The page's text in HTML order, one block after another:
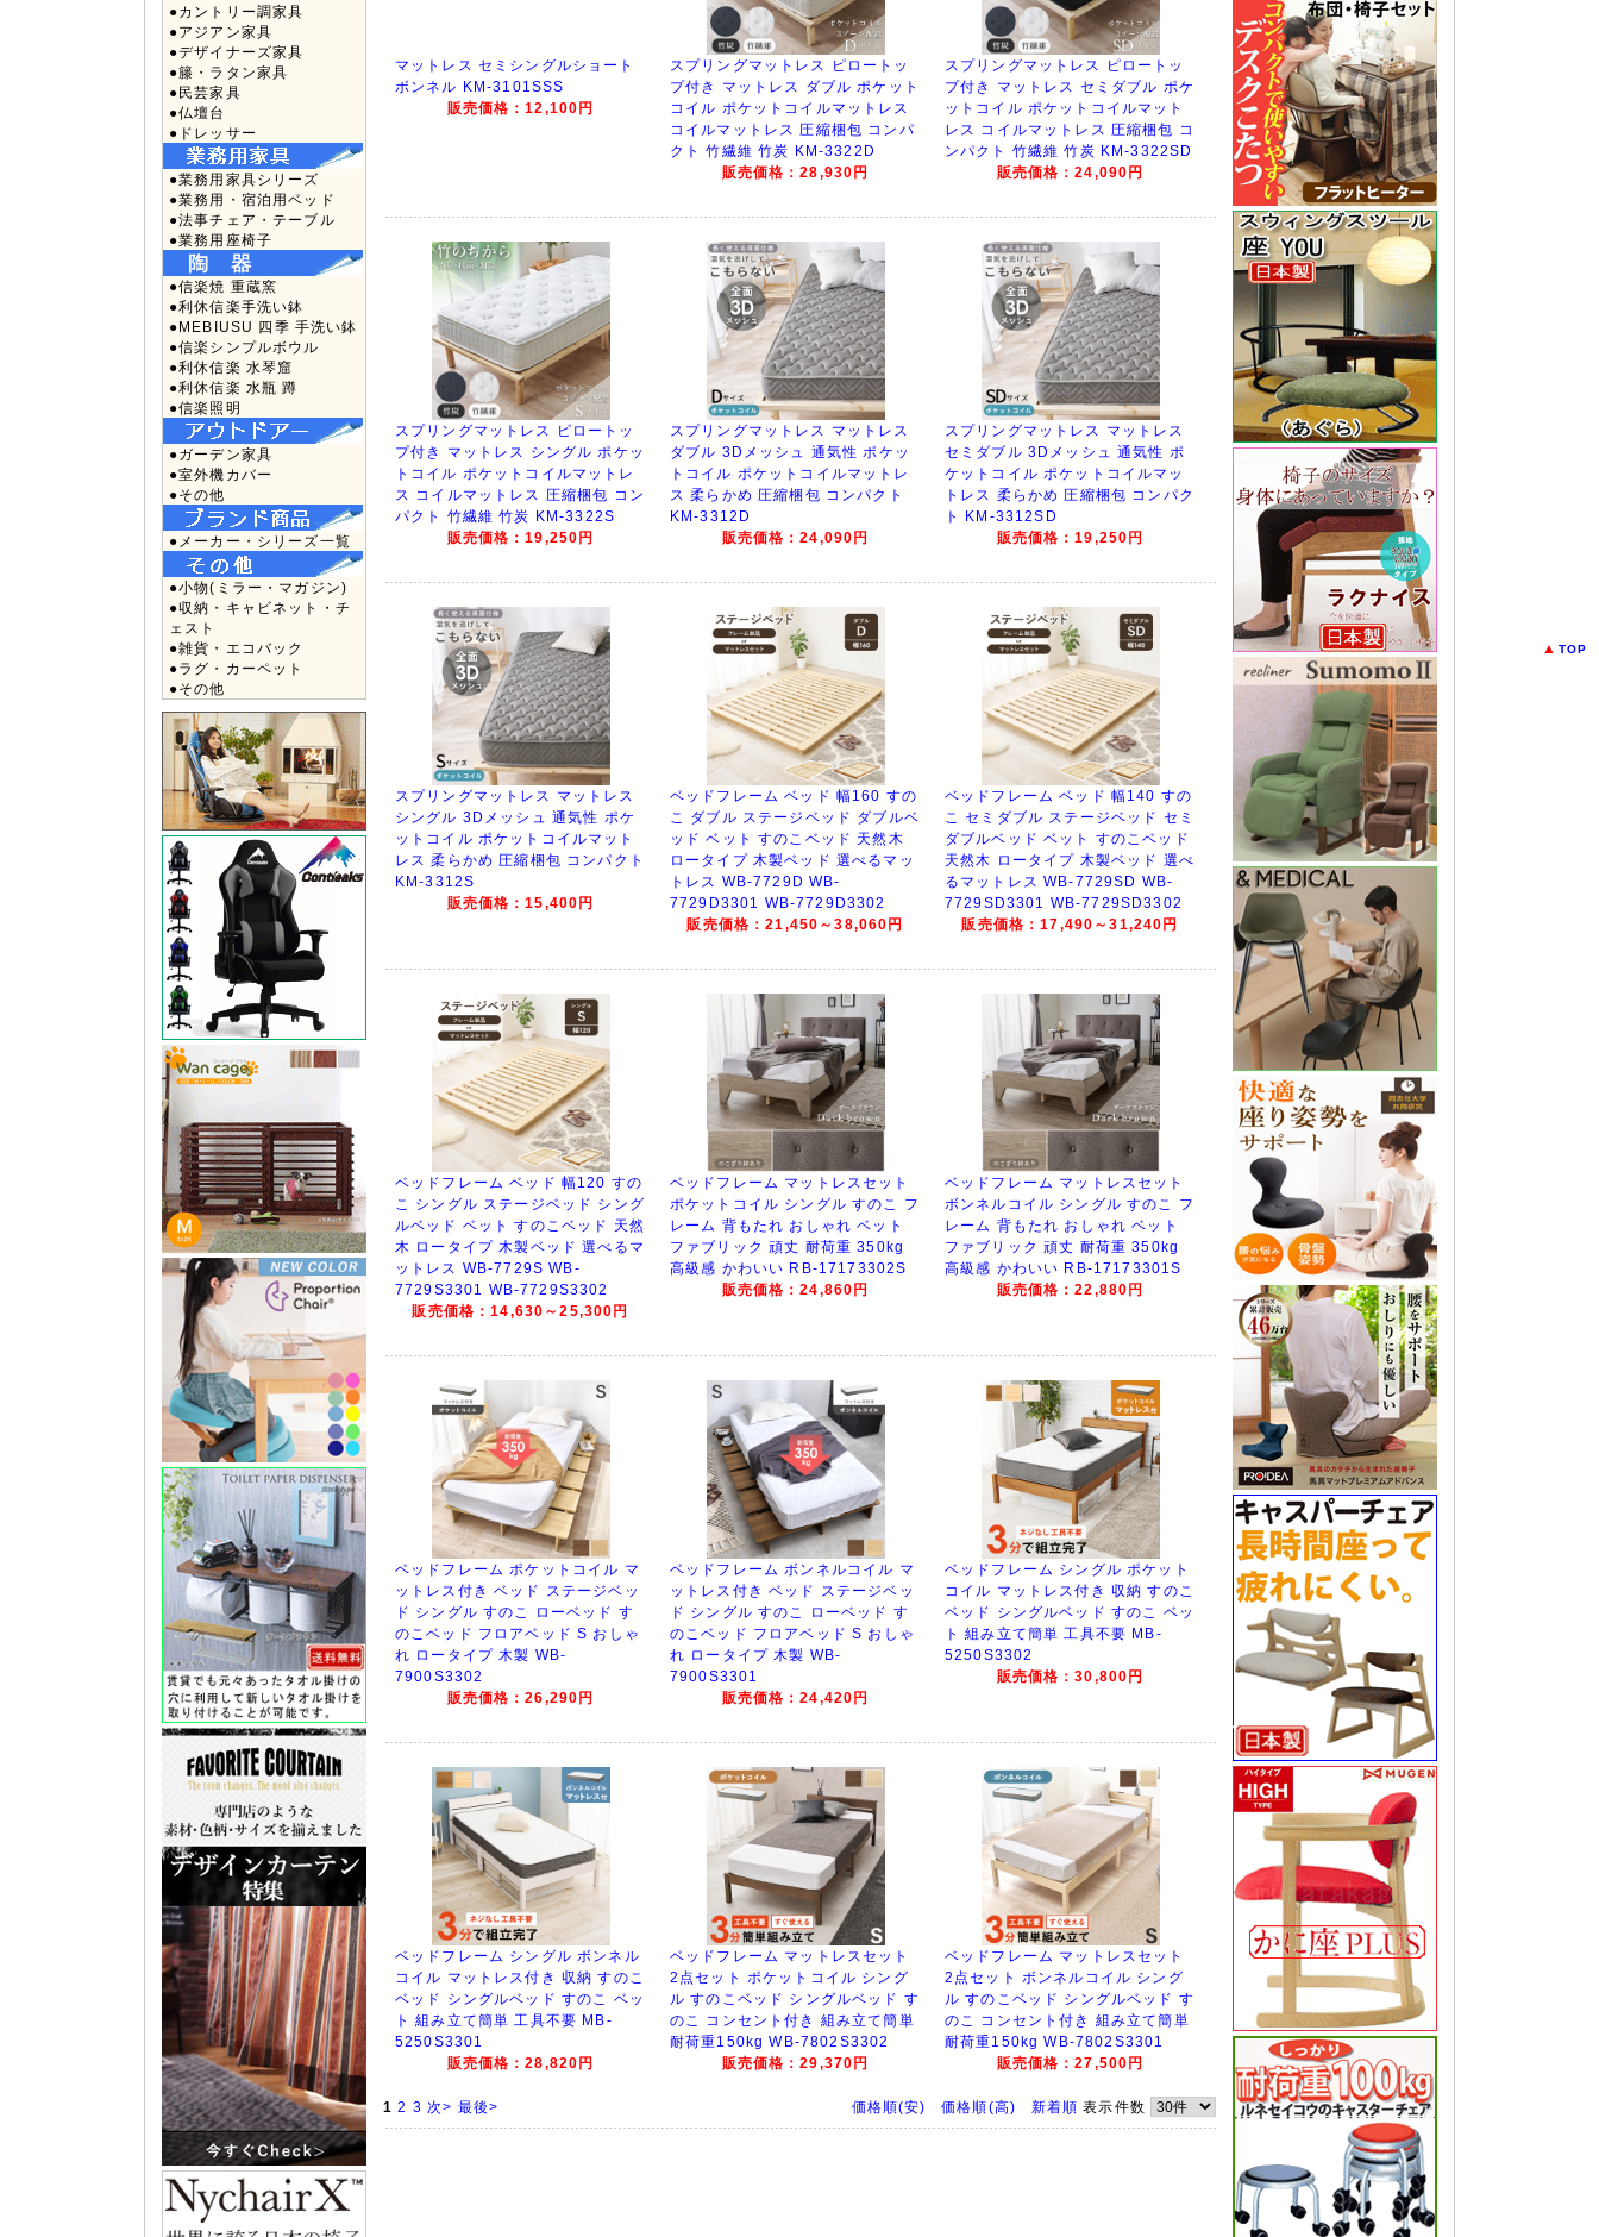
●カントリー調家具
●アジアン家具
●デザイナーズ家具
●籐・ラタン家具
●民芸家具
●仏壇台
●ドレッサー
●業務用家具シリーズ
●業務用・宿泊用ベッド
●法事チェア・テーブル
●業務用座椅子
●信楽焼 重蔵窯
●利休信楽手洗い鉢
●MEBIUSU 四季 手洗い鉢
●信楽シンプルボウル
●利休信楽 水琴窟
●利休信楽 水瓶 蹲
●信楽照明
●ガーデン家具
●室外機カバー
●その他
●メーカー・シリーズ一覧
●小物(ミラー・マガジン)
●収納・キャビネット・チ
ェスト
●雑貨・エコバック
●ラグ・カーペット
●その他
マットレス セミシングルショート
ボンネル KM-3101SSS
販売価格：12,100円
スプリングマットレス ピロートッ
プ付き マットレス ダブル ポケット
コイル ポケットコイルマットレス
コイルマットレス 圧縮梱包 コンパ
クト 竹繊維 竹炭 KM-3322D
販売価格：28,930円
スプリングマットレス ピロートッ
プ付き マットレス セミダブル ポケ
ットコイル ポケットコイルマット
レス コイルマットレス 圧縮梱包 コ
ンパクト 竹繊維 竹炭 KM-3322SD
販売価格：24,090円
スプリングマットレス ピロートッ
プ付き マットレス シングル ポケッ
トコイル ポケットコイルマットレ
ス コイルマットレス 圧縮梱包 コン
パクト 竹繊維 竹炭 KM-3322S
販売価格：19,250円
スプリングマットレス マットレス
ダブル 3Dメッシュ 通気性 ポケッ
トコイル ポケットコイルマットレ
ス 柔らかめ 圧縮梱包 コンパクト
KM-3312D
販売価格：24,090円
スプリングマットレス マットレス
セミダブル 3Dメッシュ 通気性 ポ
ケットコイル ポケットコイルマッ
トレス 柔らかめ 圧縮梱包 コンパク
ト KM-3312SD
販売価格：19,250円
スプリングマットレス マットレス
シングル 3Dメッシュ 通気性 ポケ
ットコイル ポケットコイルマット
レス 柔らかめ 圧縮梱包 コンパクト
KM-3312S
販売価格：15,400円
ベッドフレーム ベッド 幅160 すの
こ ダブル ステージベッド ダブルベ
ッド ベット すのこベッド 天然木
ロータイプ 木製ベッド 選べるマッ
トレス WB-7729D WB-
7729D3301 WB-7729D3302
販売価格：21,450～38,060円
ベッドフレーム ベッド 幅140 すの
こ セミダブル ステージベッド セミ
ダブルベッド ベット すのこベッド
天然木 ロータイプ 木製ベッド 選べ
るマットレス WB-7729SD WB-
7729SD3301 WB-7729SD3302
販売価格：17,490～31,240円
ベッドフレーム ベッド 幅120 すの
こ シングル ステージベッド シング
ルベッド ベット すのこベッド 天然
木 ロータイプ 木製ベッド 選べるマ
ットレス WB-7729S WB-
7729S3301 WB-7729S3302
販売価格：14,630～25,300円
ベッドフレーム マットレスセット
ポケットコイル シングル すのこ フ
レーム 背もたれ おしゃれ ベット
ファブリック 頑丈 耐荷重 350kg
高級感 かわいい RB-17173302S
販売価格：24,860円
ベッドフレーム マットレスセット
ボンネルコイル シングル すのこ フ
レーム 背もたれ おしゃれ ベット
ファブリック 頑丈 耐荷重 350kg
高級感 かわいい RB-17173301S
販売価格：22,880円
ベッドフレーム ポケットコイル マ
ットレス付き ベッド ステージベッ
ド シングル すのこ ローベッド す
のこベッド フロアベッド S おしゃ
れ ロータイプ 木製 WB-
7900S3302
販売価格：26,290円
ベッドフレーム ボンネルコイル マ
ットレス付き ベッド ステージベッ
ド シングル すのこ ローベッド す
のこベッド フロアベッド S おしゃ
れ ロータイプ 木製 WB-
7900S3301
販売価格：24,420円
ベッドフレーム シングル ポケット
コイル マットレス付き 収納 すのこ
ベッド シングルベッド すのこ ベッ
ト 組み立て簡単 工具不要 MB-
5250S3302
販売価格：30,800円
ベッドフレーム シングル ボンネル
コイル マットレス付き 収納 すのこ
ベッド シングルベッド すのこ ベッ
ト 組み立て簡単 工具不要 MB-
5250S3301
販売価格：28,820円
ベッドフレーム マットレスセット
2点セット ポケットコイル シング
ル すのこベッド シングルベッド す
のこ コンセント付き 組み立て簡単
耐荷重150kg WB-7802S3302
販売価格：29,370円
ベッドフレーム マットレスセット
2点セット ボンネルコイル シング
ル すのこベッド シングルベッド す
のこ コンセント付き 組み立て簡単
耐荷重150kg WB-7802S3301
販売価格：27,500円
価格順(安) 価格順(高) 新着順 表示件数
1 2 3 次> 最後>
▲ TOP